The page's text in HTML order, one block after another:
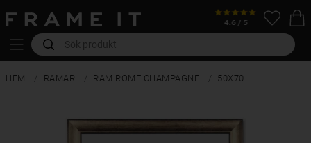
HEM RAMAR RAM ROME CHAMPAGNE 50X70